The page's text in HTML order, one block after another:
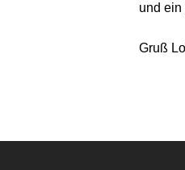
und ein
Gruß